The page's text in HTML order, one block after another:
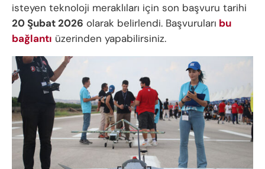
isteyen teknoloji meraklıları için son başvuru tarihi
20 Şubat 2026 olarak belirlendi. Başvuruları bu
bağlantı üzerinden yapabilirsiniz.